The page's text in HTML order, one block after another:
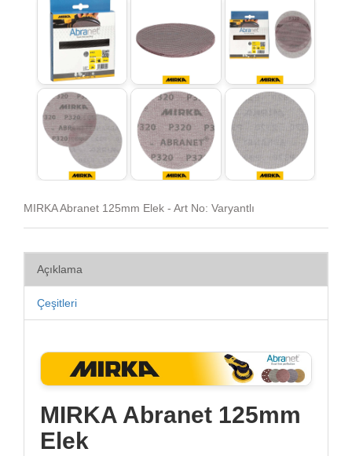
MIRKA Abranet 125mm Elek - Art No: Varyantlı
Açıklama
Çeşitleri
MIRKA Abranet 125mm
Elek